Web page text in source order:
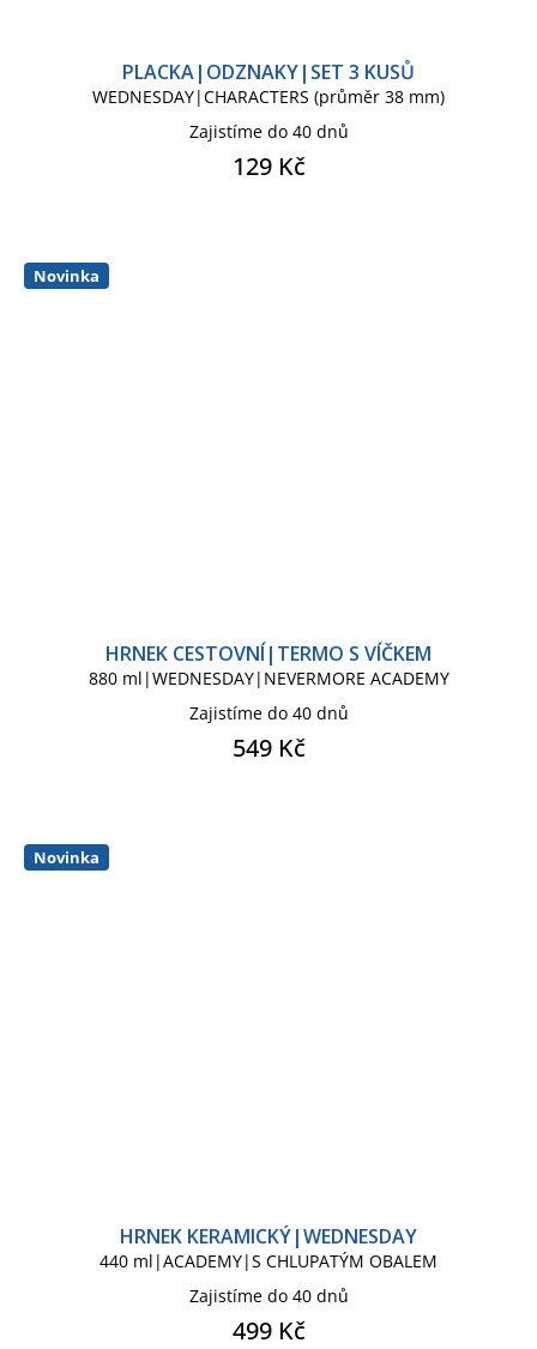
PLACKA|ODZNAKY|SET 3 KUSŮ
WEDNESDAY|CHARACTERS (průměr 38 mm)
Zajistíme do 40 dnů
129 Kč
Novinka
HRNEK CESTOVNÍ|TERMO S VÍČKEM
880 ml|WEDNESDAY|NEVERMORE ACADEMY
Zajistíme do 40 dnů
549 Kč
Novinka
HRNEK KERAMICKÝ|WEDNESDAY
440 ml|ACADEMY|S CHLUPATÝM OBALEM
Zajistíme do 40 dnů
499 Kč